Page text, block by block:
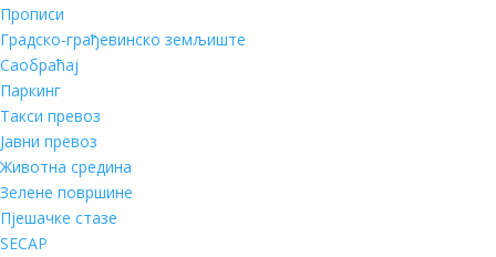
Прописи
Градско-грађевинско земљиште
Саобраћај
Паркинг
Такси превоз
Јавни превоз
Животна средина
Зелене површине
Пјешачке стазе
SECAP